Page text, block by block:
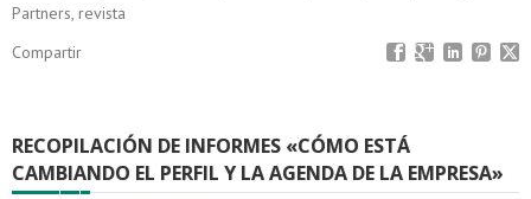
Partners, revista
Compartir
RECOPILACIÓN DE INFORMES «CÓMO ESTÁ
CAMBIANDO EL PERFIL Y LA AGENDA DE LA EMPRESA»